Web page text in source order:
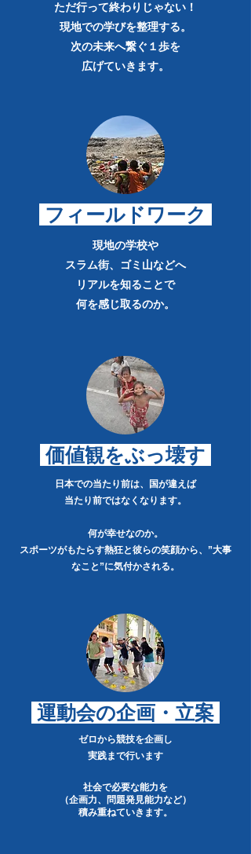
ただ行って終わりじゃない！
現地での学びを整理する。
次の未来へ繋ぐ１歩を
​広げていきます。
​ フィールドワーク
現地の学校や
スラム街、ゴミ山などへ
リアルを知ることで
​何を感じ取るのか。
価値観をぶっ壊す
日本での当たり前は、国が違えば
当たり前ではなくなります。
何が幸せなのか。
スポーツがもたらす熱狂と彼らの笑顔から、​”大事
なこと”に気付かされる。
​ 運動会の企画・立案
ゼロから競技を企画し
実践まで行います
社会で必要な能力を
（企画力、問題発見能力など）
積み重ねていきます。